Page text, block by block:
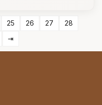
25 26 27
28
⇥